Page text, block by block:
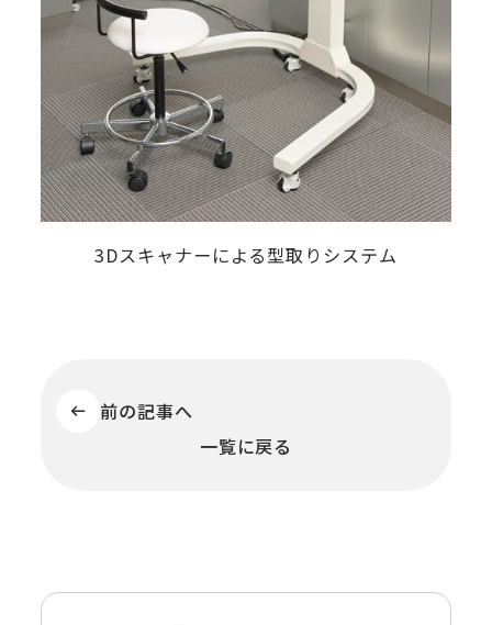
3Dスキャナーによる型取りシステム
前の記事へ
一覧に戻る